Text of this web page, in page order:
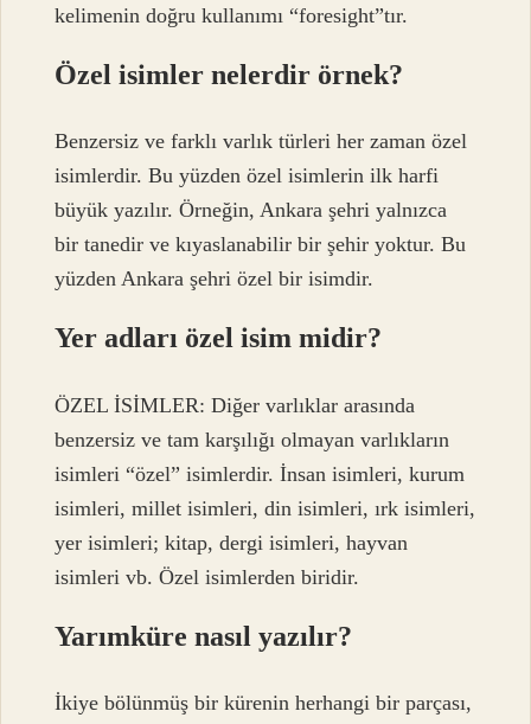
kelimenin doğru kullanımı “foresight”tır.
Özel isimler nelerdir örnek?
Benzersiz ve farklı varlık türleri her zaman özel
isimlerdir. Bu yüzden özel isimlerin ilk harfi
büyük yazılır. Örneğin, Ankara şehri yalnızca
bir tanedir ve kıyaslanabilir bir şehir yoktur. Bu
yüzden Ankara şehri özel bir isimdir.
Yer adları özel isim midir?
ÖZEL İSİMLER: Diğer varlıklar arasında
benzersiz ve tam karşılığı olmayan varlıkların
isimleri “özel” isimlerdir. İnsan isimleri, kurum
isimleri, millet isimleri, din isimleri, ırk isimleri,
yer isimleri; kitap, dergi isimleri, hayvan
isimleri vb. Özel isimlerden biridir.
Yarımküre nasıl yazılır?
İkiye bölünmüş bir kürenin herhangi bir parçası,